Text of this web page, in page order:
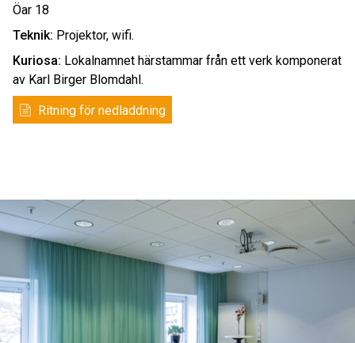
Öar 18
Teknik: Projektor, wifi.
Kuriosa: Lokalnamnet härstammar från ett verk komponerat
av Karl Birger Blomdahl.
Ritning för nedladdning